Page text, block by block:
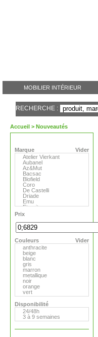
MOBILIER INTÉRIEUR
RECHERCHE :
Accueil > Nouveautés
Vider
Marque
Atelier Vierkant
Aubanel
Az&Mut
Bacsac
Blofield
Coro
De Castelli
Driade
Emu
Eternit
Eva Solo
Extremis
Fermob
Flora
Gandia Blasco
Magis
Paola Lenti
Roger Pradier
Royal VKB
Serralunga
Sywawa
Tribu
Versus
Virages
Prix
Vider
Couleurs
anthracite
beige
blanc
gris
marron
metallique
noir
orange
vert
Disponibilité
24/48h
3 à 9 semaines